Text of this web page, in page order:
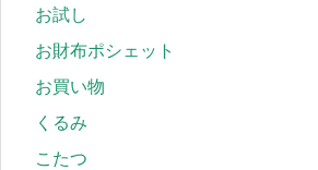
お試し
お財布ポシェット
お買い物
くるみ
こたつ